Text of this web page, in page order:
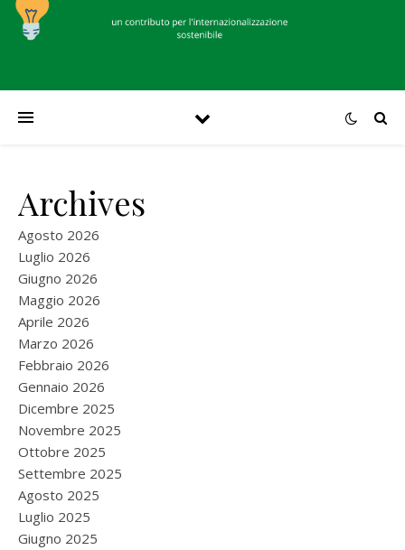
Archives
Agosto 2026
Luglio 2026
Giugno 2026
Maggio 2026
Aprile 2026
Marzo 2026
Febbraio 2026
Gennaio 2026
Dicembre 2025
Novembre 2025
Ottobre 2025
Settembre 2025
Agosto 2025
Luglio 2025
Giugno 2025